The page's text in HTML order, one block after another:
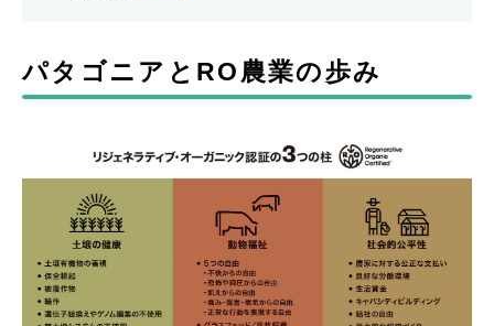
パタゴニアとRO農業の歩み